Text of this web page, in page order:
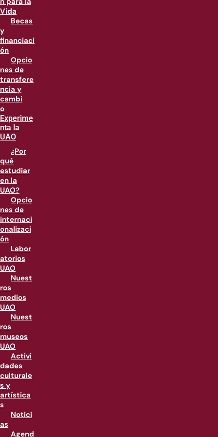
Vida
Becas
y
financiaci
ón
Opcio
nes de
transfere
ncia y
cambi
o
Experime
nta la
UAO
¿Por
qué
estudiar
en la
UAO?
Opcio
nes de
internaci
onalizaci
ón
Labor
atorios
UAO
Nuest
ros
medios
UAO
Nuest
ros
museos
UAO
Activi
dades
culturale
s y
artística
s
Notici
as
Agend